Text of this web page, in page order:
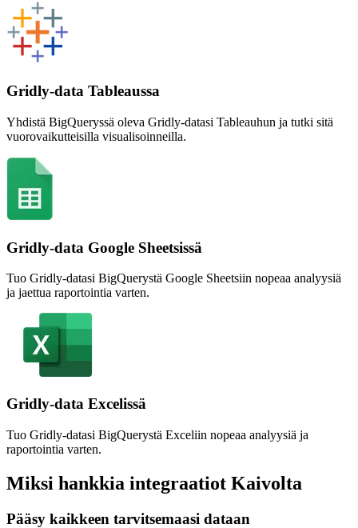
Gridly-data Tableaussa
Yhdistä BigQueryssä oleva Gridly-datasi Tableauhun ja tutki sitä
vuorovaikutteisilla visualisoinneilla.
Gridly-data Google Sheetsissä
Tuo Gridly-datasi BigQuerystä Google Sheetsiin nopeaa analyysiä
ja jaettua raportointia varten.
Gridly-data Excelissä
Tuo Gridly-datasi BigQuerystä Exceliin nopeaa analyysiä ja
raportointia varten.
Miksi hankkia integraatiot Kaivolta
Pääsy kaikkeen tarvitsemaasi dataan